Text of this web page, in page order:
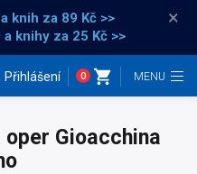
knih za 89 Kč >>
knihy za 25 Kč >>
×
Přihlášení 0
oper Gioacchina